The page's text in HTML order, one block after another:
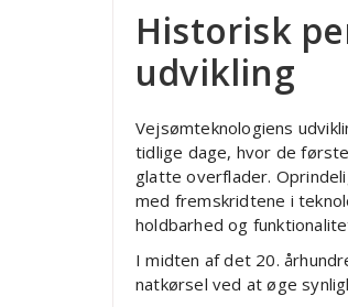
Historisk
udvikling
Vejsømteknologiens
tidlige dage, hvor de
glatte overflader.
med fremskridtene i
holdbarhed og
I midten af det 20.
natkørsel ved at øge